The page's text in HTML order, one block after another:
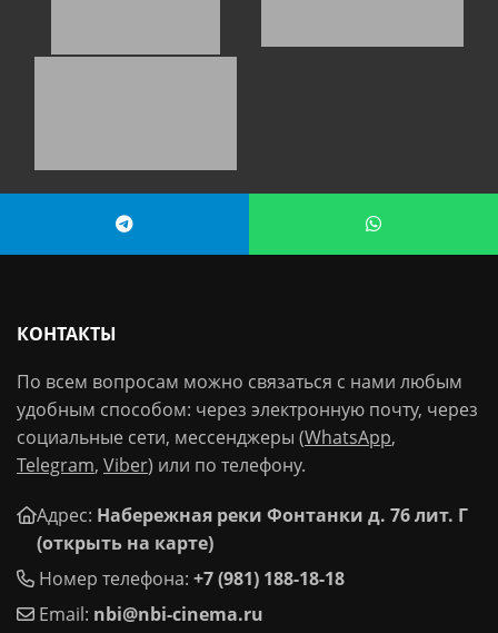
КОНТАКТЫ
По всем вопросам можно связаться с нами любым
удобным способом: через электронную почту, через
социальные сети, мессенджеры (WhatsApp,
Telegram, Viber) или по телефону.
Адрес: Набережная реки Фонтанки д. 76 лит. Г
(открыть на карте)
Номер телефона: +7 (981) 188-18-18
Email: nbi@nbi-cinema.ru